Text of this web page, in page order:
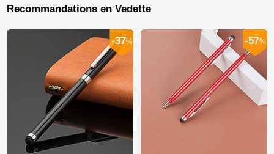
Recommandations en Vedette
-37% -57%